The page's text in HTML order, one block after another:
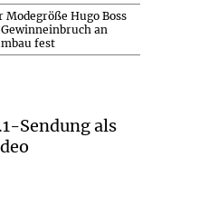
Hugo Boss
an
fest
Sendung als